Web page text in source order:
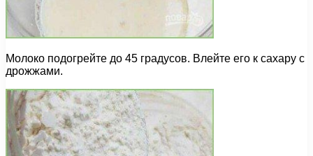
Молоко подогрейте до 45 градусов. Влейте его к сахару с
дрожжами.